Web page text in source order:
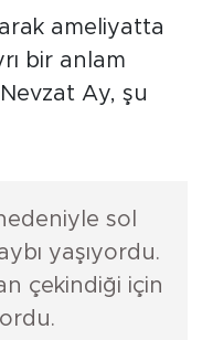
ameliyatta
bir anlam
Nevzat Ay, şu
sol
yaşıyordu.
çekindiği için